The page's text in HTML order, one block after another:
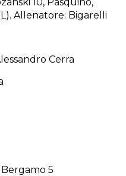
Allenatore: Bigarelli
Cerra
5